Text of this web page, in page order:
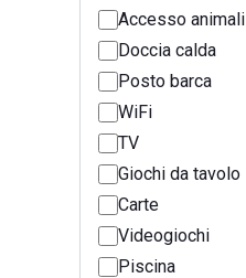
Accesso animali
Doccia calda
Posto barca
WiFi
TV
Giochi da tavolo
Carte
Videogiochi
Piscina